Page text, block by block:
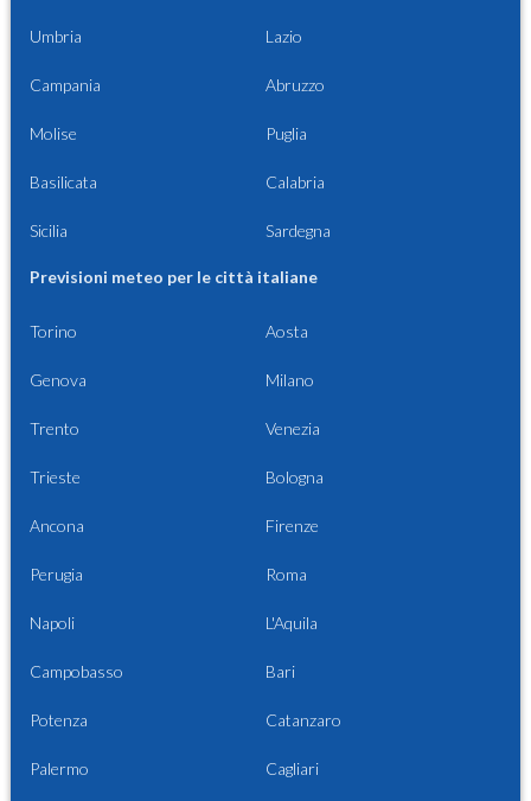
Umbria Lazio
Campania Abruzzo
Molise Puglia
Basilicata Calabria
Sicilia Sardegna
Previsioni meteo per le città italiane
Torino Aosta
Genova Milano
Trento Venezia
Trieste Bologna
Ancona Firenze
Perugia Roma
Napoli L'Aquila
Campobasso Bari
Potenza Catanzaro
Palermo Cagliari